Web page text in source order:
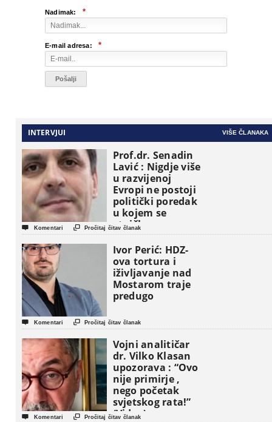
Nadimak: *
E-mail adresa: *
INTERVJUI VIŠE ČLANAKA
Prof.dr. Senadin
Lavić : Nigdje više
u razvijenoj
Evropi ne postoji
politički poredak
u kojem se
etničke grupe
pojavljuju kao
osnovne
političke jedinice
 Komentari  Pročitaj čitav članak
Ivor Perić: HDZ-
ova tortura i
iživljavanje nad
Mostarom traje
predugo
 Komentari  Pročitaj čitav članak
Vojni analitičar
dr. Vilko Klasan
upozorava : “Ovo
nije primirje ,
nego početak
svjetskog rata!”
(Video)
 Komentari  Pročitaj čitav članak